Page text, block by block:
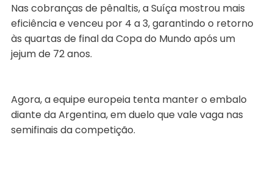
Nas cobranças de pênaltis, a Suíça mostrou mais
eficiência e venceu por 4 a 3, garantindo o retorno
às quartas de final da Copa do Mundo após um
jejum de 72 anos.
Agora, a equipe europeia tenta manter o embalo
diante da Argentina, em duelo que vale vaga nas
semifinais da competição.